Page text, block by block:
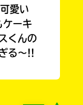
愛い
ケーキ
くんの
る〜!!